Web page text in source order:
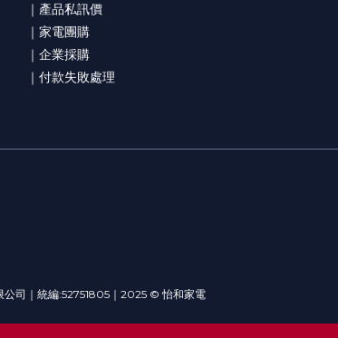
｜產品私訊價
｜家電團購
｜企業採購
｜付款失敗處理
公司｜統編:52751805｜2025 © 怡和家電